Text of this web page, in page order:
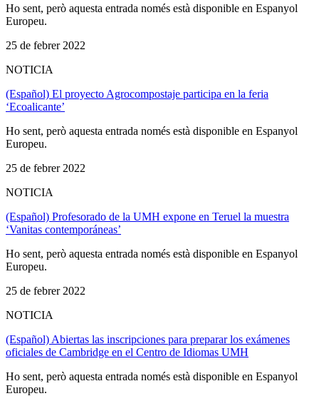
Ho sent, però aquesta entrada només està disponible en Espanyol
Europeu.
25 de febrer 2022
NOTICIA
(Español) El proyecto Agrocompostaje participa en la feria
‘Ecoalicante’
Ho sent, però aquesta entrada només està disponible en Espanyol
Europeu.
25 de febrer 2022
NOTICIA
(Español) Profesorado de la UMH expone en Teruel la muestra
‘Vanitas contemporáneas’
Ho sent, però aquesta entrada només està disponible en Espanyol
Europeu.
25 de febrer 2022
NOTICIA
(Español) Abiertas las inscripciones para preparar los exámenes
oficiales de Cambridge en el Centro de Idiomas UMH
Ho sent, però aquesta entrada només està disponible en Espanyol
Europeu.